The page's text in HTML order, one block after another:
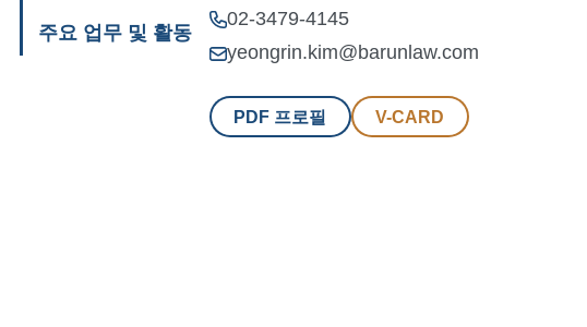
주요 업무 및 활동
02-3479-4145
yeongrin.kim@barunlaw.com
PDF 프로필 V-CARD